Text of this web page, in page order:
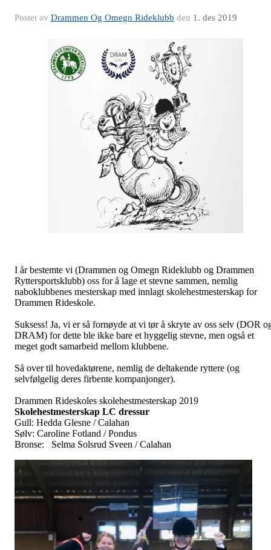
Postet av Drammen Og Omegn Rideklubb den 1. des 2019
I år bestemte vi (Drammen og Omegn Rideklubb og Drammen
Ryttersportsklubb) oss for å lage et stevne sammen, nemlig
naboklubbenes mesterskap med innlagt skolehestmesterskap for
Drammen Rideskole.
Suksess! Ja, vi er så fornøyde at vi tør å skryte av oss selv (DOR
DRAM) for dette ble ikke bare et hyggelig stevne, men også et
meget godt samarbeid mellom klubbene.
Så over til hovedaktørene, nemlig de deltakende ryttere (og
selvfølgelig deres firbente kompanjonger).
Drammen Rideskoles skolehestmesterskap 2019
Skolehestmesterskap LC dressur
Gull: Hedda Glesne / Calahan
Sølv: Caroline Fotland / Pondus
Bronse: Selma Solsrud Sveen / Calahan